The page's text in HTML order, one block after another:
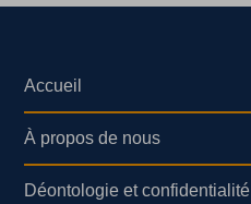
Accueil
À propos de nous
Déontologie et confidentialité